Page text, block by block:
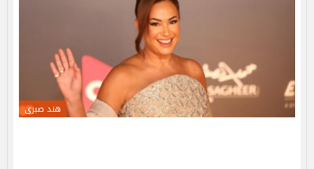
هند صبرى